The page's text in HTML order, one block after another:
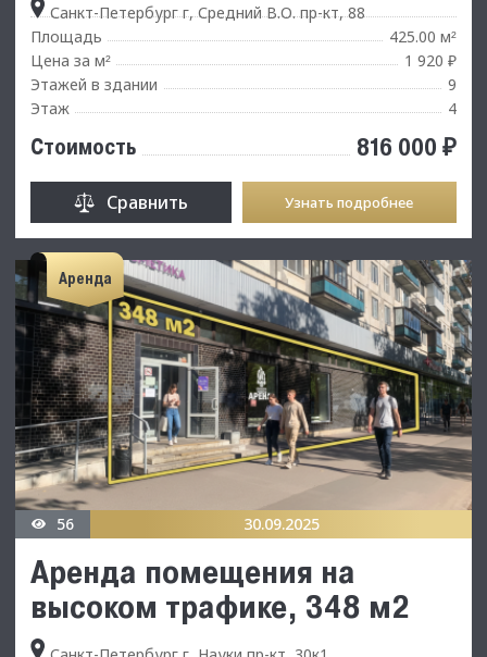
Санкт-Петербург г, Средний В.О. пр-кт, 88
Площадь
425.00 м²
Цена за м²
1 920 ₽
Этажей в здании
9
Этаж
4
Стоимость 816 000 ₽
Сравнить Узнать подробнее
Аренда
56 30.09.2025
Аренда помещения на
высоком трафике, 348 м2